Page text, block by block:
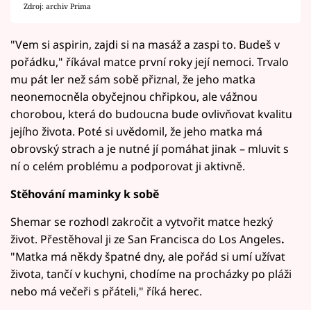
Zdroj: archiv Prima
"Vem si aspirin, zajdi si na masáž a zaspi to. Budeš v
pořádku," říkával matce první roky její nemoci. Trvalo
mu pát ler než sám sobě přiznal, že jeho matka
neonemocněla obyčejnou chřipkou, ale vážnou
chorobou, která do budoucna bude ovlivňovat kvalitu
jejího života. Poté si uvědomil, že jeho matka má
obrovský strach a je nutné jí pomáhat jinak – mluvit s
ní o celém problému a podporovat ji aktivně.
Stěhování maminky k sobě
Shemar se rozhodl zakročit a vytvořit matce hezký
život. Přestěhoval ji ze San Francisca do Los Angeles.
"Matka má někdy špatné dny, ale pořád si umí užívat
života, tančí v kuchyni, chodíme na procházky po pláži
nebo má večeři s přáteli," říká herec.